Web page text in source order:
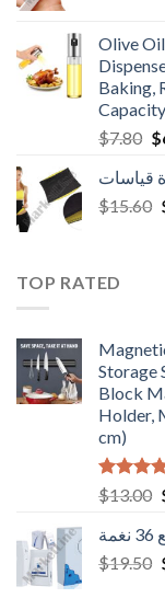
Olive
Baking,
$7.80 $
قياسات
$15.60
TOP RATED
Storage
Block
Holder,
cm)
Rated
4.50
$13.00
$19.50